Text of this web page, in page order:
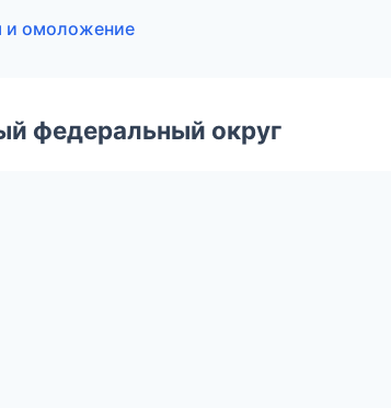
и омоложение
федеральный округ